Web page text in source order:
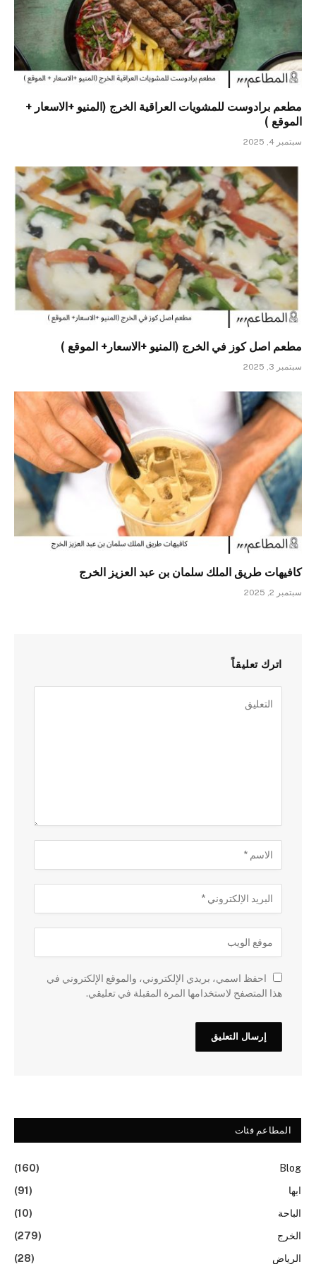
مطعم برادوست للمشويات العراقية الخرج (المنيو +الاسعار +
الموقع )
سبتمبر 4, 2025
مطعم اصل كوز في الخرج (المنيو +الاسعار+ الموقع )
سبتمبر 3, 2025
كافيهات طريق الملك سلمان بن عبد العزيز الخرج
سبتمبر 2, 2025
اترك تعليقاً
احفظ اسمي، بريدي الإلكتروني، والموقع الإلكتروني في
هذا المتصفح لاستخدامها المرة المقبلة في تعليقي.
المطاعم فئات
Blog
(160)
ابها
(91)
الباحة
(10)
الخرج
(279)
الرياض
(28)